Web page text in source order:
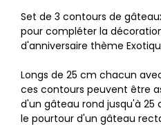
Set de 3 contours de
pour compléter la
d'anniversaire thème
Longs de 25 cm chacun
ces contours peuvent être
d'un gâteau rond jusqu'à
le pourtour d'un gâteau